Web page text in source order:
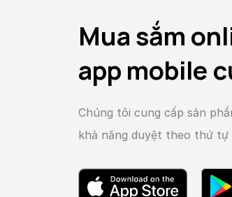
Mua sắm
app mobile
Chúng tôi cung cấp sản
khả năng duyệt theo thứ tự